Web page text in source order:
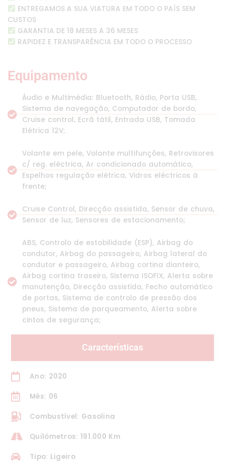
ENTREGAMOS A SUA VIATURA EM TODO O PAÍS SEM
CUSTOS
GARANTIA DE 18 MESES A 36 MESES
RAPIDEZ E TRANSPARÊNCIA EM TODO O PROCESSO
Equipamento
Áudio e Multimédia: Bluetooth, Rádio, Porta USB,
Sistema de navegação, Computador de bordo,
Cruise control, Ecrã tátil, Entrada USB, Tomada
Elétrica 12V;
Volante em pele, Volante multifunções, Retrovisores
c/ reg. eléctrica, Ar condicionado automático,
Espelhos regulação elétrica, Vidros eléctricos à
frente;
Cruise Control, Direcção assistida, Sensor de chuva,
Sensor de luz, Sensores de estacionamento;
ABS, Controlo de estabilidade (ESP), Airbag do
condutor, Airbag do passageiro, Airbag lateral do
condutor e passageiro, Airbag cortina dianteiro,
Airbag cortina traseiro, Sistema ISOFIX, Alerta sobre
manutenção, Direcção assistida, Fecho automático
de portas, Sistema de controlo de pressão dos
pneus, Sistema de parqueamento, Alerta sobre
cintos de segurança;
Características
Ano: 2020
Mês: 06
Combustível: Gasolina
Quilómetros: 191.000 Km
Tipo: Ligeiro